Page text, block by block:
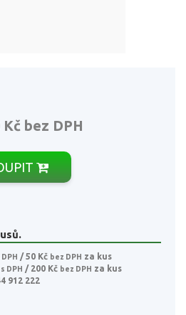
Kč bez DPH
DPH / 50 Kč bez DPH za kus
s DPH / 200 Kč bez DPH za kus
912 222